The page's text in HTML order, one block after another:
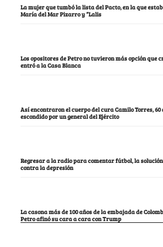
La mujer que tumbó la lista del Pacto, en la que
María del Mar Pizarro y “Lalis
Los opositores de Petro no tuvieron más opción
entró a la Casa Blanca
Así encontraron el cuerpo del cura Camilo Torres, 60
escondido por un general del Ejército
Regresar a la radio para comentar fútbol, la
contra la depresión
La casona más de 100 años de la embajada de
Petro afinó su cara a cara con Trump